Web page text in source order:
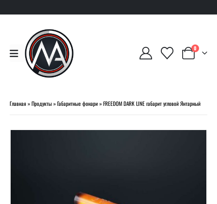
0
Главная»Продукты»Габаритные фонари»FREEDOM DARK LINE габарит угловой Янтарный